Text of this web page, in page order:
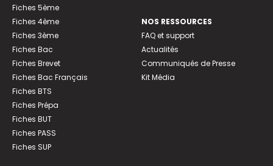
Fiches 5ème
Fiches 4ème
Fiches 3ème
Fiches Bac
Fiches Brevet
Fiches Bac Français
Fiches BTS
Fiches Prépa
Fiches BUT
Fiches PASS
Fiches SUP
NOS RESSOURCES
FAQ et support
Actualités
Communiqués de Presse
Kit Média